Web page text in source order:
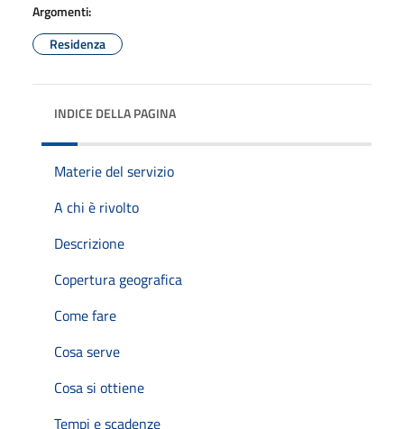
Argomenti:
Residenza
INDICE DELLA PAGINA
Materie del servizio
A chi è rivolto
Descrizione
Copertura geografica
Come fare
Cosa serve
Cosa si ottiene
Tempi e scadenze